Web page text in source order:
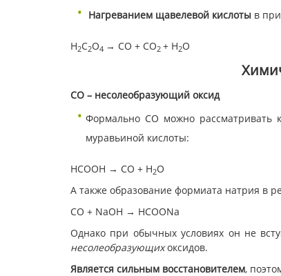
Нагреванием щавелевой кислоты в
H2C2O4 → CO + CO2 + H2O
СО – несолеобразующий оксид
Формально СО можно рассматривать
муравьиной кислоты:
НСООН → CO + H2O
А также образование формиата натрия в
CO + NaOH → HCOONa
Однако при обычных условиях он не
несолеобразующихоксидов.
Является сильным восстановителем,